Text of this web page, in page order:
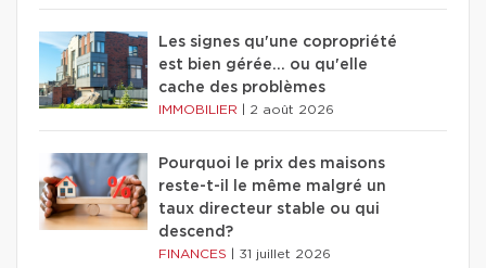
Les signes qu'une copropriété
est bien gérée… ou qu'elle
cache des problèmes
IMMOBILIER 2 août 2026
Pourquoi le prix des maisons
reste-t-il le même malgré un
taux directeur stable ou qui
descend?
FINANCES 31 juillet 2026